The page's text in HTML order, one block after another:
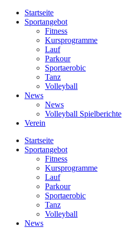
Startseite
Sportangebot
Fitness
Kursprogramme
Lauf
Parkour
Sportaerobic
Tanz
Volleyball
News
News
Volleyball Spielberichte
Verein
Startseite
Sportangebot
Fitness
Kursprogramme
Lauf
Parkour
Sportaerobic
Tanz
Volleyball
News